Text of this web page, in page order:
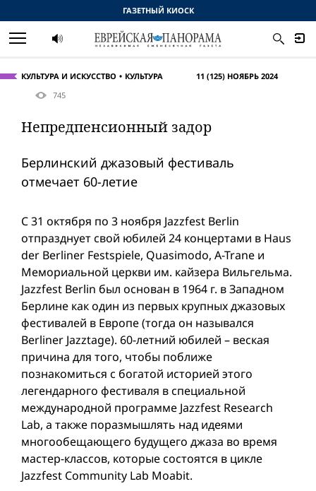
КУЛЬТУРА И ИСКУССТВО КУЛЬТУРА
11 (125) НОЯБРЬ 2024
745
Непредпенсионный задор
Берлинский джазовый фестиваль
отмечает 60-летие
С 31 октября по 3 ноября Jazzfest Berlin
отпразднует свой юбилей 24 концертами в Haus
der Berliner Festspiele, Quasimodo, A-Trane и
Мемориальной церкви им. кайзера Вильгельма.
Jazzfest Berlin был основан в 1964 г. в Западном
Берлине как один из первых крупных джазовых
фестивалей в Европе (тогда он назывался
Berliner Jazztage). 60-летний юбилей – веская
причина для того, чтобы поближе
познакомиться с богатой историей этого
легендарного фестиваля в специальной
международной программе Jazzfest Research
Lab, а также поразмышлять над идеями
многообещающего будущего джаза во время
мастер-классов, которые состоятся в цикле
Jazzfest Community Lab Moabit.
ГАЗЕТНЫЙ КИОСК